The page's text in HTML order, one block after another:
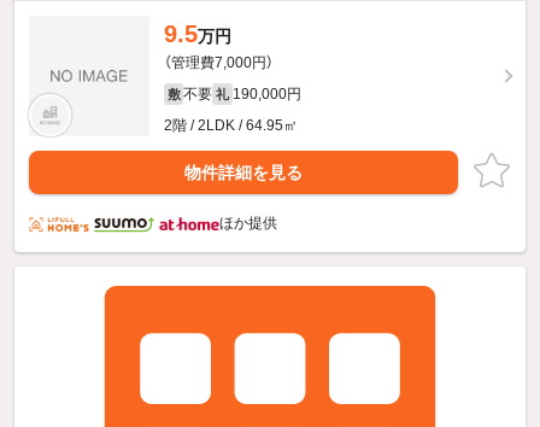
9.5万円
（管理費7,000円）
敷 不要 礼 190,000円
2階 / 2LDK / 64.95㎡
物件詳細を見る
ほか提供